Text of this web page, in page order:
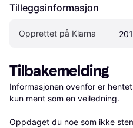
Tilleggsinformasjon
Opprettet på Klarna
Tilbakemelding
Informasjonen ovenfor er
kun ment som en veiledning.
Oppdaget du noe som ikke